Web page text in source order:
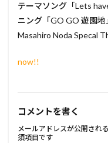
テーマソング「Lets
ニング「GO GO 遊園
Masahiro Noda Specal
now!!
コメントを書く
メールアドレスが公開され
須項目です